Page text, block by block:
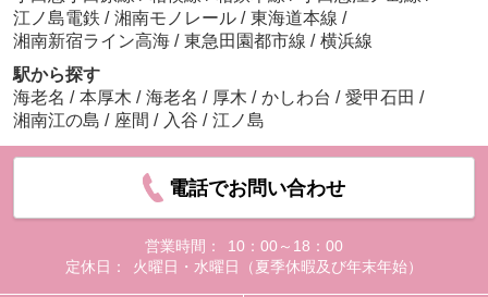
江ノ島電鉄 / 湘南モノレール / 東海道本線 /
湘南新宿ライン高海 / 東急田園都市線 / 横浜線
駅から探す
海老名 / 本厚木 / 海老名 / 厚木 / かしわ台 / 愛甲石田 /
湘南江の島 / 座間 / 入谷 / 江ノ島
電話でお問い合わせ
営業時間：
10：00～18：00
定休日：
火曜日・水曜日（夏季休暇及び年末年始）